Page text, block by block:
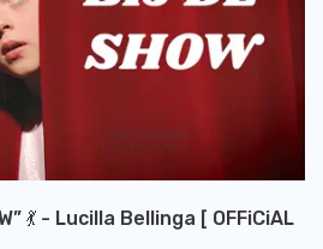
💃 - Lucilla Bellinga [ OFFiCiAL